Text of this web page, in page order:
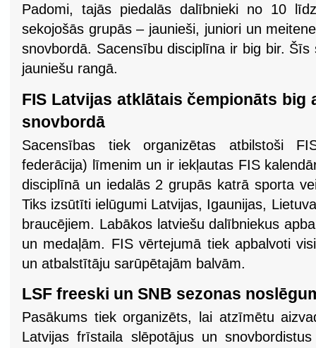
Padomi, tajās piedalās dalībnieki no 10
sekojošās grupās – jaunieši, juniori un
snovbordā. Sacensību disciplīna ir big bir.
jauniešu rangā.
FIS Latvijas atklātais čempionāts big
snovbordā
Sacensības tiek organizētas atbilstoši
federācija) līmenim un ir iekļautas FIS
disciplīnā un iedalās 2 grupās katrā sporta
Tiks izsūtīti ielūgumi Latvijas, Igaunijas,
braucējiem. Labākos latviešu dalībniekus
un medaļām. FIS vērtejumā tiek apbalvoti
un atbalstītāju sarūpētajām balvām.
LSF freeski un SNB sezonas
Pasākums tiek organizēts, lai atzīmētu
Latvijas frīstaila slēpotājus un